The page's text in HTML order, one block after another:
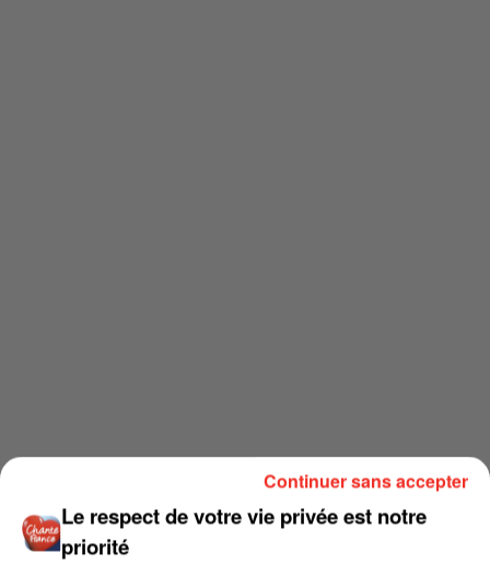
Le respect de votre vie privée est notre
priorité
Continuer sans accepter